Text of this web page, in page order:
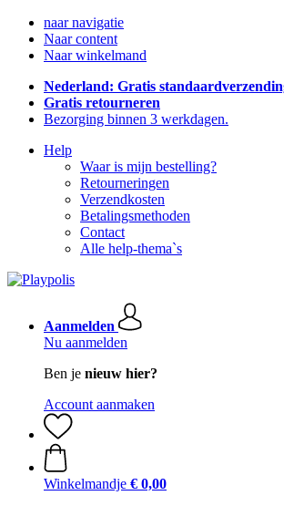
naar navigatie
Naar content
Naar winkelmand
Nederland: Gratis
Gratis retourneren
Bezorging binnen 3 werkdagen.
Help
Waar is mijn bestelling?
Retourneringen
Verzendkosten
Betalingsmethoden
Contact
Alle help-thema`s
Aanmelden
Nu aanmelden
Ben je nieuw hier?
Account aanmaken
Winkelmandje € 0,00